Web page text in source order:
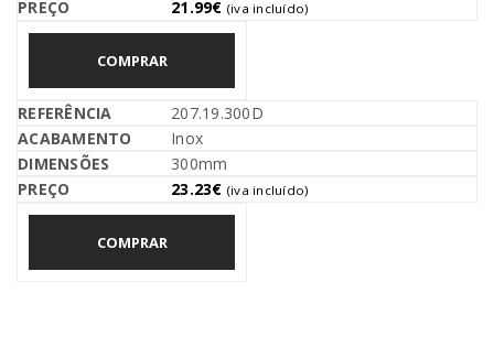
21.99€ (iva incluído)
COMPRAR
207.19.300D
Inox
300mm
23.23€ (iva incluído)
COMPRAR